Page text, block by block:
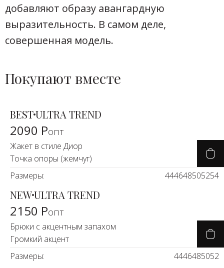
добавляют образу авангардную
выразительность. В самом деле,
совершенная модель.
Покупают вместе
BESTULTRA TREND
2090 Ропт
Жакет в стиле Диор
Точка опоры (жемчуг)
Размеры:
444648505254
NEWULTRA TREND
2150 Ропт
Брюки с акцентным запахом
Громкий акцент
Размеры:
4446485052